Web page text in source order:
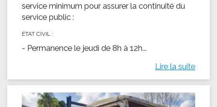
service minimum pour assurer la continuité du
service public :
ÉTAT CIVIL :
- Permanence le jeudi de 8h à 12h...
Lire la suite